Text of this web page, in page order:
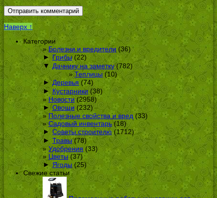
Наверх ↑
Категории
Болезни и вредители (36)
► Грибы(22)
▼ Дачнику на заметку(782)
Теплицы(10)
► Деревья (74)
► Кустарники(38)
Новости(2958)
► Овощи(232)
Полезные свойства и вред(33)
Садовый инвентарь(18)
► Советы строителю (1712)
► Травы(78)
Удобрения (33)
Цветы(37)
► Ягоды(25)
Свежие статьи